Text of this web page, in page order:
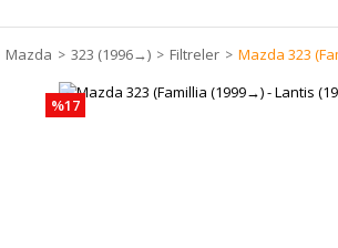
Mazda 323 (1996 →) Filtreler Mazda 323
%17